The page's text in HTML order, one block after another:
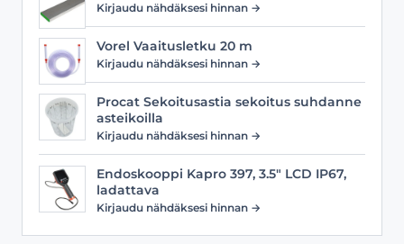
Kirjaudu nähdäksesi hinnan →
Vorel Vaaitusletku 20 m
Kirjaudu nähdäksesi hinnan →
Procat Sekoitusastia sekoitus suhdanne
asteikoilla
Kirjaudu nähdäksesi hinnan →
Endoskooppi Kapro 397, 3.5" LCD IP67,
ladattava
Kirjaudu nähdäksesi hinnan →